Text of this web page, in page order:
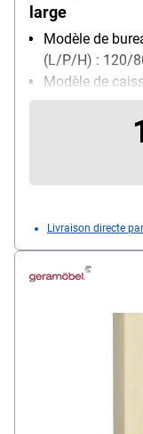
large
Modèle de
(L/P/H) : 120/
Modèle de
verrouillable,
43/60/56,6 cm
Livraison directe